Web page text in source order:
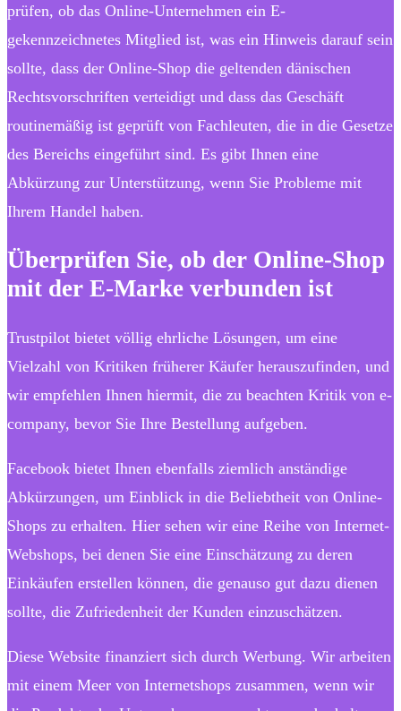
prüfen, ob das Online-Unternehmen ein E-
gekennzeichnetes Mitglied ist, was ein Hinweis darauf sein
sollte, dass der Online-Shop die geltenden dänischen
Rechtsvorschriften verteidigt und dass das Geschäft
routinemäßig ist geprüft von Fachleuten, die in die Gesetze
des Bereichs eingeführt sind. Es gibt Ihnen eine
Abkürzung zur Unterstützung, wenn Sie Probleme mit
Ihrem Handel haben.
Überprüfen Sie, ob der Online-Shop
mit der E-Marke verbunden ist
Trustpilot bietet völlig ehrliche Lösungen, um eine
Vielzahl von Kritiken früherer Käufer herauszufinden, und
wir empfehlen Ihnen hiermit, die zu beachten Kritik von e-
company, bevor Sie Ihre Bestellung aufgeben.
Facebook bietet Ihnen ebenfalls ziemlich anständige
Abkürzungen, um Einblick in die Beliebtheit von Online-
Shops zu erhalten. Hier sehen wir eine Reihe von Internet-
Webshops, bei denen Sie eine Einschätzung zu deren
Einkäufen erstellen können, die genauso gut dazu dienen
sollte, die Zufriedenheit der Kunden einzuschätzen.
Diese Website finanziert sich durch Werbung. Wir arbeiten
mit einem Meer von Internetshops zusammen, wenn wir